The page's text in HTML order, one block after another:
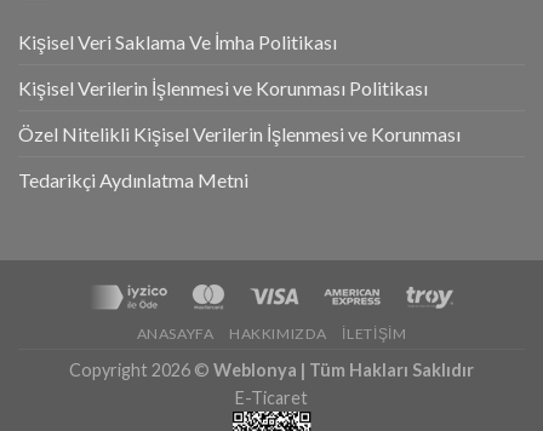
Tek Tıkla Ödeme Kolaylığı
Kişisel Veri Saklama Ve İmha Politikası
Kişisel Verilerin İşlenmesi ve Korunması Politikası
Özel Nitelikli Kişisel Verilerin İşlenmesi ve Korunması
Tedarikçi Aydınlatma Metni
ANASAYFA HAKKIMIZDA İLETIŞIM
Copyright 2026 © Weblonya | Tüm Hakları Saklıdır
E-Ticaret